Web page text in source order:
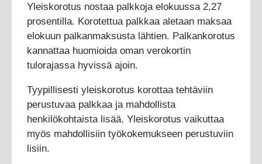
Yleiskorotus nostaa palkkoja elokuussa 2,27
prosentilla. Korotettua palkkaa aletaan maksaa
elokuun palkanmaksusta lähtien. Palkankorotus
kannattaa huomioida oman verokortin
tulorajassa hyvissä ajoin.
Tyypillisesti yleiskorotus korottaa tehtäviin
perustuvaa palkkaa ja mahdollista
henkilökohtaista lisää. Yleiskorotus vaikuttaa
myös mahdollisiin työkokemukseen perustuviin
lisiin.